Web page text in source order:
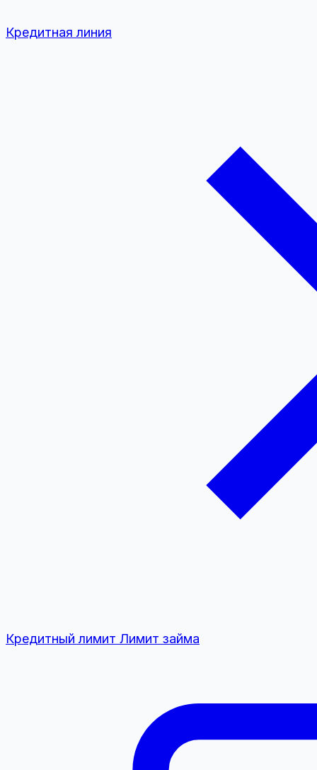
Кредитная линия
Кредитный лимит Лимит займа